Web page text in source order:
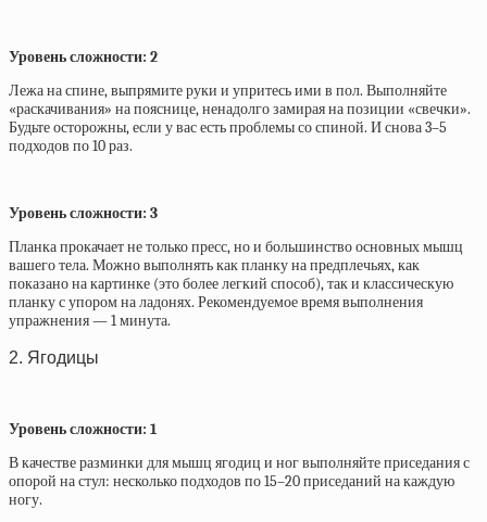
Уровень сложности: 2
Лежа на спине, выпрямите руки и упритесь ими в пол. Выполняйте
«раскачивания» на пояснице, ненадолго замирая на позиции «свечки».
Будьте осторожны, если у вас есть проблемы со спиной. И снова 3–5
подходов по 10 раз.
Уровень сложности: 3
Планка прокачает не только пресс, но и большинство основных мышц
вашего тела. Можно выполнять как планку на предплечьях, как
показано на картинке (это более легкий способ), так и классическую
планку с упором на ладонях. Рекомендуемое время выполнения
упражнения — 1 минута.
2. Ягодицы
Уровень сложности: 1
В качестве разминки для мышц ягодиц и ног выполняйте приседания с
опорой на стул: несколько подходов по 15–20 приседаний на каждую
ногу.